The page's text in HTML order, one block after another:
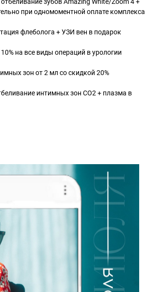
при одномоментной оплате комплекса
флеболога + УЗИ вен в подарок
на все виды операций в урологии
зон от 2 мл со скидкой 20%
интимных зон СО2 + плазма в